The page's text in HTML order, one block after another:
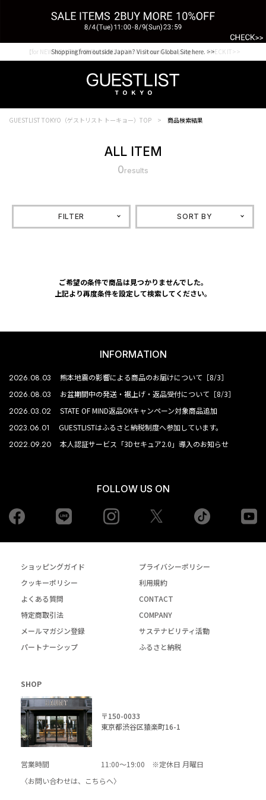
Shopping from outside Japan? Visit our Global Site here. >>
【for NEW MEMBER】新規会員様1000Point Present Campaign CHECK IT>>
GUESTLIST TOKYO（ゲストリスト トーキョー）TOP 商品検索結果
ALL ITEM
0results
FILTER SORT BY
ご希望の条件で商品は見つかりませんでした。
上記より再度条件を設定して検索してください。
INFORMATION
2026.08.03 熊本地震の影響による商品のお届けについて［8/3］
2026.08.03 お盆期間中の発送・裾上げ・返品受付について［8/3］
2026.03.02 STATE OF MIND返品OKキャンペーン対象商品追加
2023.06.01 GUESTLISTはふるさと納税制度へ参加しています。
2022.09.20 本人認証サービス「3Dセキュア2.0」導入のお知らせ
FOLLOW US ON
Facebook Instagram tiktok
ショッピングガイド
プライバシーポリシー
クッキーポリシー
利用規約
よくある質問
CONTACT
特定商取引法
COMPANY
メールマガジン登録
サステナビリティ活動
パートナーシップ
ふるさと納税
SHOP
〒150-0033
東京都渋谷区猿楽町16-1
営業時間
11:00～19:00 ※定休日 月曜日
〈お問い合わせは、
こちらへ〉